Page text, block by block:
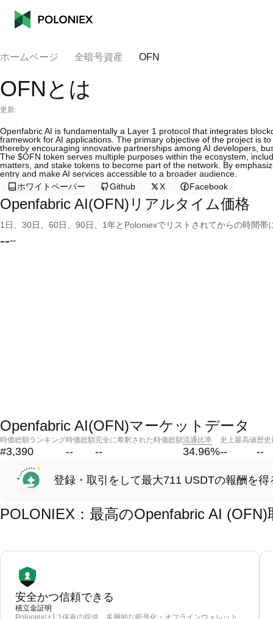
ホームページ 全暗号資産 OFN
OFNとは
更新:
Openfabric AI is fundamentally a Layer 1 protocol that integrates
framework for AI applications. The primary objective of the project is
thereby encouraging innovative partnerships among AI developers,
The $OFN token serves multiple purposes within the ecosystem,
matters, and stake tokens to become part of the network. By
entry and make AI services accessible to a broader audience.
ホワイトペーパー
Github X Facebook
Openfabric AI(OFN)リアルタイム価格
1日、30日、60日、90日、1年とPoloniexでリストされてからの時間
----
Openfabric AI(OFN)マーケットデータ
時価総額ランキング
#3,390
時価総額
--
完全に希釈された時価総額
--
流通比率
34.96%
史上最高値
--
歴史
--
登録・取引をして最大711 USDTの報酬を得
POLONIEX：最高のOpenfabric AI
安全かつ信頼できる
積立金証明
Poloniexは1:1保有の提供、多層的な暗号化・オフラインウォレット